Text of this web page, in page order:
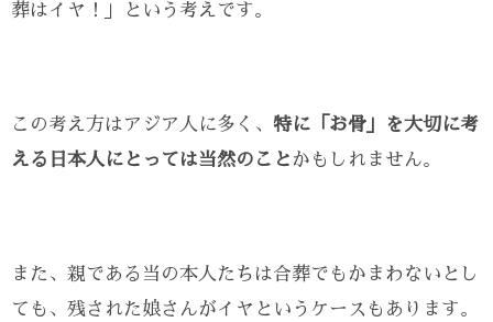
葬はイヤ！」という考えです。
この考え方はアジア人に多く、 特に「お骨」を大切に考
える日本人にとっては当然のこと かもしれません。
また、親である当の本人たちは合葬でもかまわないとし
ても、残された娘さんがイヤというケースもあります。